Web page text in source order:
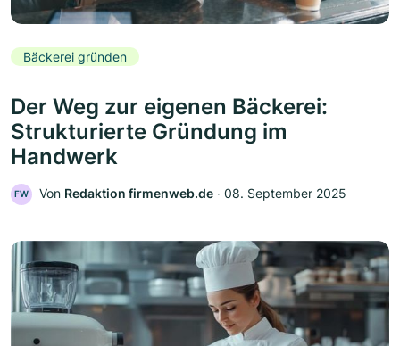
Bäckerei gründen
Der Weg zur eigenen Bäckerei:
Strukturierte Gründung im
Handwerk
FW Von Redaktion firmenweb.de ‧ 08. September 2025